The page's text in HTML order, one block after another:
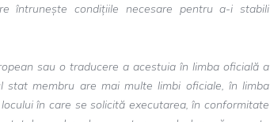
întrunește condițiile necesare pentru a-i stabili
sau o traducere a acestuia în limba oficială a
membru are mai multe limbi oficiale, în limba
în care se solicită executarea, în conformitate